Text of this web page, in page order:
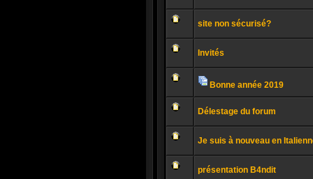
Aucun
non
Aucun
non
site non sécurisé?
Aucun
non
Invités
Aucun
non
jointes
Bonne année 2019
Aucun
non
Délestage du forum
Aucun
non
Je suis à nouveau en
présentation B4ndit